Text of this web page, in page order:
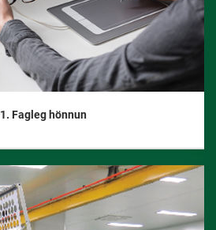
1. Fagleg hönnun